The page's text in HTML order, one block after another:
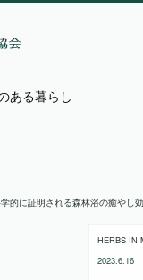
ある暮らし
的に証明される森林浴の癒やし
HERBS IN
2023.6.16